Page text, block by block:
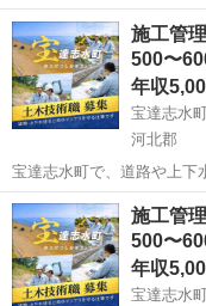
測量、施工管理などの業務
各関係省庁、高速道路会社
支援業務を実施 ・高速道
正社員
施工管
500〜
年収
宝達志水
河北郡
宝達志水町で、道路や上下
術職（正職員） の募集で
験を、無理なく活かせるお
ん。 町が工事を出す側（...
石川 河北郡 その他
施工管
500〜
年収
宝達志水